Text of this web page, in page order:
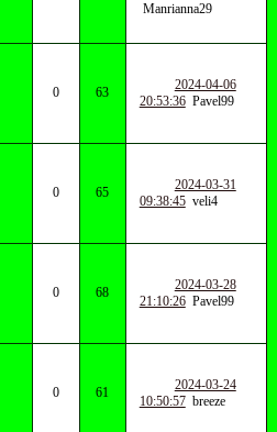
Manrianna29
0 63
2024-04-06
20:53:36 Pavel99
0 65
2024-03-31
09:38:45 veli4
0 68
2024-03-28
21:10:26 Pavel99
0 61
2024-03-24
10:50:57 breeze